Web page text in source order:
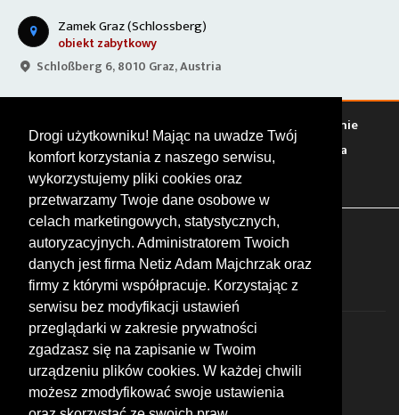
Drogi użytkowniku! Mając na uwadze Twój
komfort korzystania z naszego serwisu,
wykorzystujemy pliki cookies oraz
przetwarzamy Twoje dane osobowe w
celach marketingowych, statystycznych,
autoryzacyjnych. Administratorem Twoich
danych jest firma Netiz Adam Majchrzak oraz
firmy z którymi współpracuje. Korzystając z
serwisu bez modyfikacji ustawień
przeglądarki w zakresie prywatności
zgadzasz się na zapisanie w Twoim
urządzeniu plików cookies. W każdej chwili
możesz zmodyfikować swoje ustawienia
Zamek Graz (Schlossberg)
obiekt zabytkowy
Schloßberg 6, 8010 Graz, Austria
Warto zobaczyć Serwisy Stacje paliw
Jedzenie
Bary Zakwaterowanie Tory Zloty Rajdy
Spotkania
Targi Giełdy Szkolenia
FOLLOW US
© 2026 by MotoWhizzer.com